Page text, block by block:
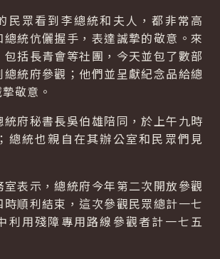
民眾看到李總統和夫人，都非常高
統伉儷握手，表達誠摯的敬意。來
包括長青會等社團，今天並包了數部
統府參觀；他們並呈獻紀念品給總
敬意。
府秘書長吳伯雄陪同，於上午九時
總統也親自在其辦公室和民眾們見
表示，總統府今年第二次開放參觀
時順利結束，這次參觀民眾總計一七
利用殘障專用路線參觀者計一七五